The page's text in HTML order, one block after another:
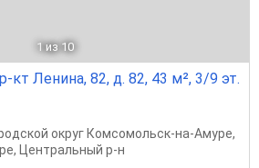
1 из 10
кт Ленина, 82, д. 82, 43 м², 3/9 эт.
округ Комсомольск-на-Амуре,
, Центральный р-н